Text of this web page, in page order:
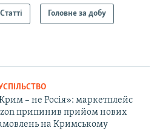
Статті Головне за добу
– не Росія»: маркетплейс
припинив прийом нових
на Кримському